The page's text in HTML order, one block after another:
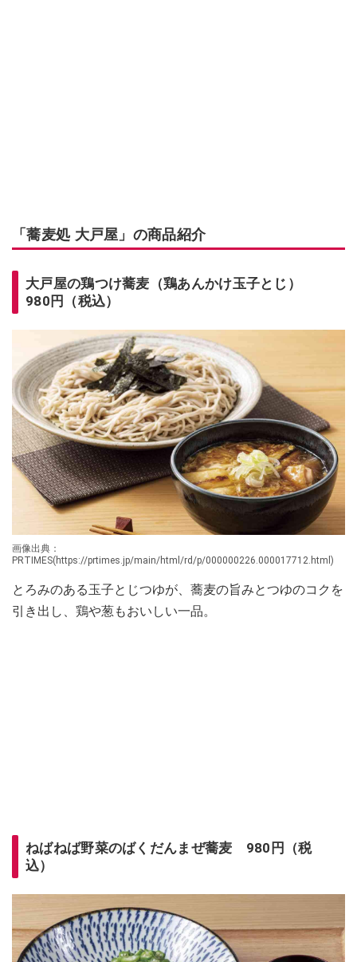
「蕎麦処 大戸屋」の商品紹介
大戸屋の鶏つけ蕎麦（鶏あんかけ玉子とじ）
980円（税込）
画像出典：
PRTIMES(https://prtimes.jp/main/html/rd/p/000000226.000017712.html)
とろみのある玉子とじつゆが、蕎麦の旨みとつゆのコクを
引き出し、鶏や葱もおいしい一品。
ねばねば野菜のばくだんまぜ蕎麦 980円（税
込）